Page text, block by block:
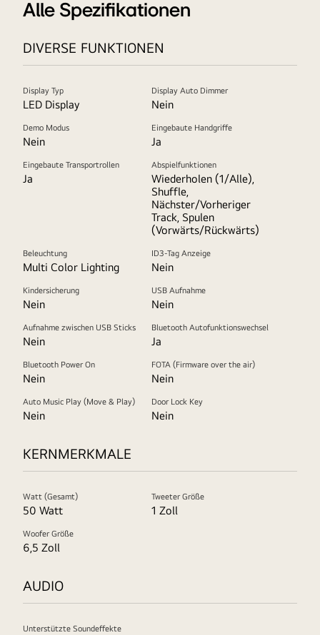
Alle Spezifikationen
DIVERSE FUNKTIONEN
Display Typ
LED Display
Display Auto Dimmer
Nein
Demo Modus
Nein
Eingebaute Handgriffe
Ja
Eingebaute Transportrollen
Ja
Abspielfunktionen
Wiederholen (1/Alle),
Shuffle,
Nächster/Vorheriger
Track, Spulen
(Vorwärts/Rückwärts)
Beleuchtung
Multi Color Lighting
ID3-Tag Anzeige
Nein
Kindersicherung
Nein
USB Aufnahme
Nein
Aufnahme zwischen USB Sticks
Nein
Bluetooth Autofunktionswechsel
Ja
Bluetooth Power On
Nein
FOTA (Firmware over the air)
Nein
Auto Music Play (Move & Play)
Nein
Door Lock Key
Nein
KERNMERKMALE
Watt (Gesamt)
50 Watt
Tweeter Größe
1 Zoll
Woofer Größe
6,5 Zoll
AUDIO
Unterstützte Soundeffekte